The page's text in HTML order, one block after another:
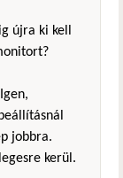
újra ki kell
jobbra.
kerül.